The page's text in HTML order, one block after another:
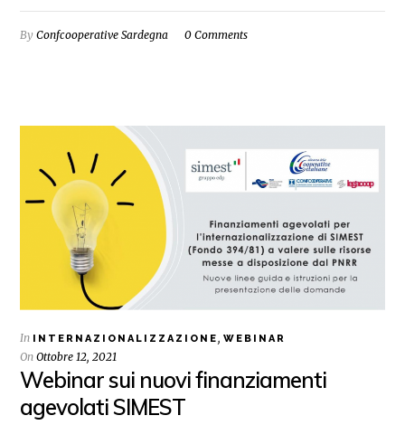
ByConfcooperative Sardegna 0 Comments
In INTERNAZIONALIZZAZIONE,WEBINAR
OnOttobre 12, 2021
Webinar sui nuovi finanziamenti
agevolati SIMEST